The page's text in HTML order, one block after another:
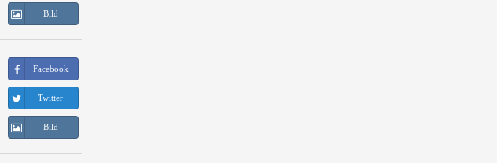
Bild
Facebook
Twitter
Bild